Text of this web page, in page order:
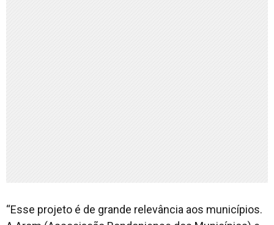
“Esse projeto é de grande relevância aos municípios.